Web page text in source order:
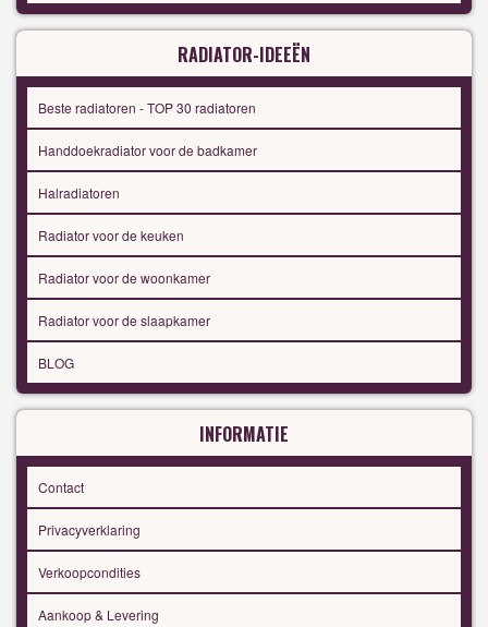
RADIATOR-IDEEËN
Beste radiatoren - TOP 30 radiatoren
Handdoekradiator voor de badkamer
Halradiatoren
Radiator voor de keuken
Radiator voor de woonkamer
Radiator voor de slaapkamer
BLOG
INFORMATIE
Contact
Privacyverklaring
Verkoopcondities
Aankoop & Levering